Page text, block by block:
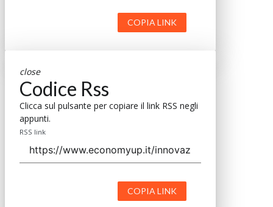
COPIA LINK
close
Codice Rss
Clicca sul pulsante per copiare il link RSS negli
appunti.
RSS link
COPIA LINK